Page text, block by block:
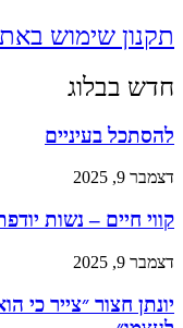
תקנון שימוש
חדש בבלוג
להסתכל בעיניים
דצמבר 9, 2025
קווי חיים – נשות
דצמבר 9, 2025
יונתן חצור ״צייר כי